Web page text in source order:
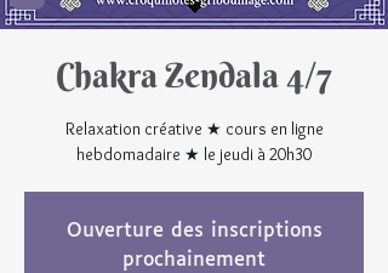
Chakra Zendala 4/7
Relaxation créative ★ cours en ligne
hebdomadaire ★ le jeudi à 20h30
Ouverture des inscriptions
prochainement